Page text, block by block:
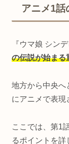
アニメ1話
『ウマ娘 シン
の伝説が始まる
地方から中央へ
にアニメで表現
ここでは、第1
るポイントを詳